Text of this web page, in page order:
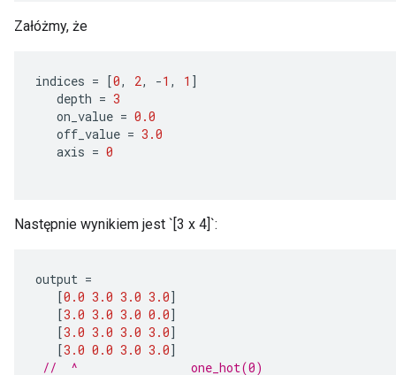
Załóżmy, że
indices = [0, 2, -1 , 1 ]
depth = 3
on_value = 0.0
off_value = 3.0
axis = 0
Następnie wynikiem jest `[3 x 4]`:
output =
[0.0 3.0 3.0 3.0]
[3.0 3.0 3.0 0.0]
[3.0 3.0 3.0 3.0]
[3.0 0.0 3.0 3.0]
//  ^                one_hot(0)